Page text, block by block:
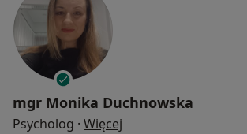
mgr Monika Duchnowska
Psycholog · Więcej